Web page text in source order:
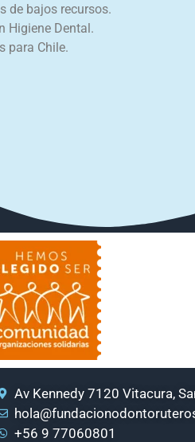
de bajos recursos.
Higiene Dental.
para Chile.
Av Kennedy 7120 Vitacura,
+56 9 77060801